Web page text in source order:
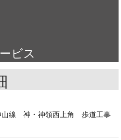
ビス
線 神・神領西上角 歩道工事